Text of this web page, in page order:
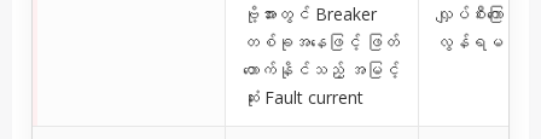
ဗို့အားတွင် Breaker
တစ်ခုအနေဖြင့် ဖြတ်
တောက်နိုင်သည့် အမြင့်
ဆုံး Fault current
လျှပ်စီးကြောင်းထ
လွန်ရမည်